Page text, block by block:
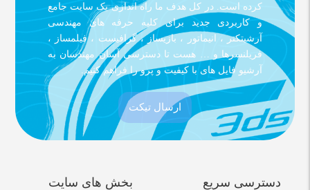
کرده است. در کل هدف ما راه اندازی یک سایت جامع
و کاربردی جدید برای کلیه حرفه های مهندسی
آرشیتکتر ، انیماتور ، بازیساز ، گرافیست ، فیلمساز ،
فریلنسرها و … هست تا دسترسی آسان مهندسان به
آرشیو فایل های با کیفیت و پرو را فراهم کنیم.
ارسال تیکت
دسترسی سریع بخش های سایت